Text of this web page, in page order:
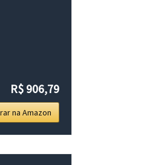
R$ 906,79
na Amazon